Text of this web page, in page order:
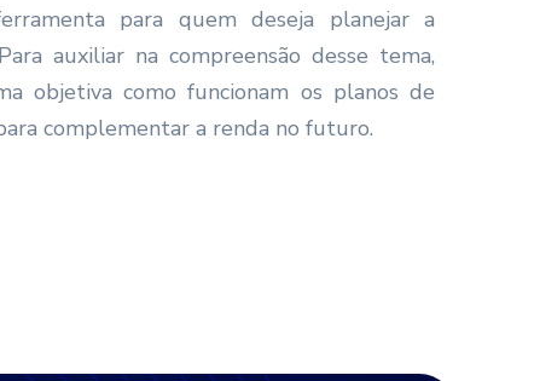
para quem deseja planejar a
auxiliar na compreensão desse tema,
objetiva como funcionam os planos de
complementar a renda no futuro.